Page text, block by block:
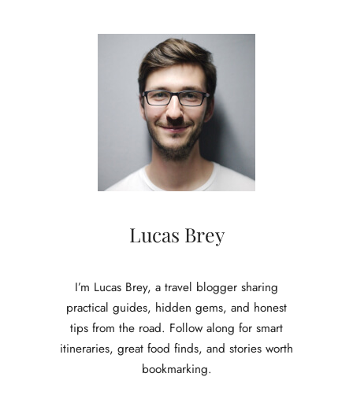
Lucas Brey
I’m Lucas Brey, a travel blogger sharing
practical guides, hidden gems, and honest
tips from the road. Follow along for smart
itineraries, great food finds, and stories worth
bookmarking.